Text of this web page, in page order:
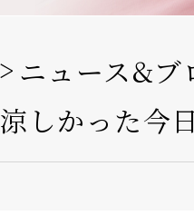
ニュース&ブ
しかった今